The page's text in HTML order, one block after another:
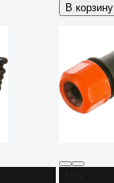
В корзину